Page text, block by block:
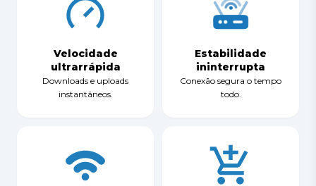
Velocidade
ultrarrápida
Downloads e uploads
instantâneos.
Estabilidade
ininterrupta
Conexão segura o tempo
todo.